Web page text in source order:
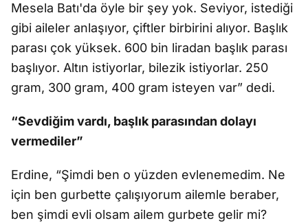
Mesela Batı'da öyle bir şey yok. Seviyor, istediği
gibi aileler anlaşıyor, çiftler birbirini alıyor. Başlık
parası çok yüksek. 600 bin liradan başlık parası
başlıyor. Altın istiyorlar, bilezik istiyorlar. 250
gram, 300 gram, 400 gram isteyen var” dedi.
“Sevdiğim vardı, başlık parasından dolayı
vermediler”
Erdine, “Şimdi ben o yüzden evlenemedim. Ne
için ben gurbette çalışıyorum ailemle beraber,
ben şimdi evli olsam ailem gurbete gelir mi?